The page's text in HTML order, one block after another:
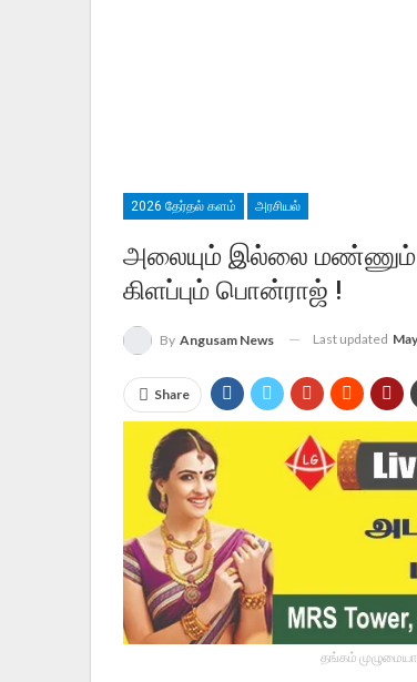
2026 தேர்தல் களம் அரசியல்
அலையும் இல்லை மண்ணும்
கிளப்பும் பொன்ராஜ் !
By Angusam News Last updated
Share
தங்கம்